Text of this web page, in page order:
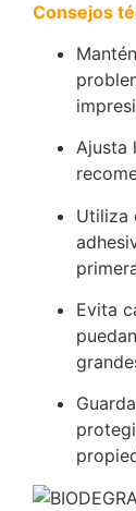
Consejos
Ajusta
Utiliza
Evita